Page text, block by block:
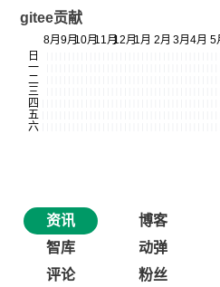
gitee贡献
资讯 博客
智库
动弹
评论
粉丝